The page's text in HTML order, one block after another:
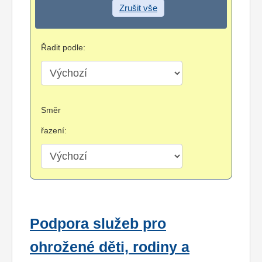
Zrušit vše
Řadit podle:
Směr
řazení:
Podpora služeb pro
ohrožené děti, rodiny a